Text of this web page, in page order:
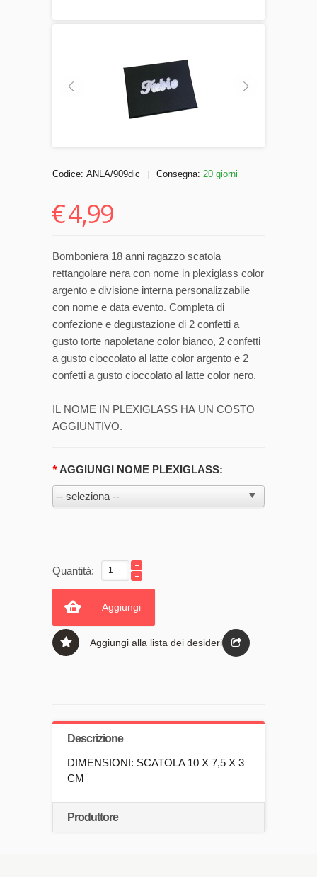
Codice: ANLA/909dic Consegna: 20 giorni
€4,99
Bomboniera 18 anni ragazzo scatola
rettangolare nera con nome in plexiglass color
argento e divisione interna personalizzabile
con nome e data evento. Completa di
confezione e degustazione di 2 confetti a
gusto torte napoletane color bianco, 2 confetti
a gusto cioccolato al latte color argento e 2
confetti a gusto cioccolato al latte color nero.
IL NOME IN PLEXIGLASS HA UN COSTO
AGGIUNTIVO.
*AGGIUNGI NOME PLEXIGLASS:
Quantità:
Aggiungi
Aggiungi alla lista dei desideri
Descrizione
DIMENSIONI: SCATOLA 10 X 7,5 X 3
CM
Produttore